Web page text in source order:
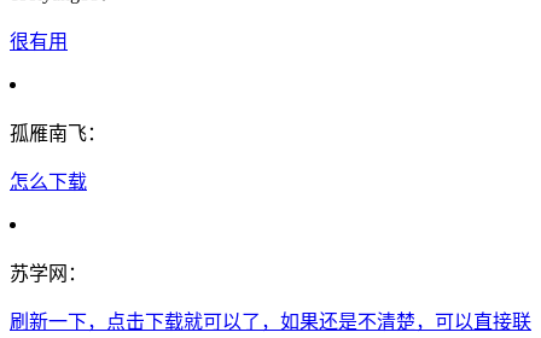
很有用
孤雁南飞：
怎么下载
苏学网：
刷新一下，点击下载就可以了，如果还是不清楚，可以直接联